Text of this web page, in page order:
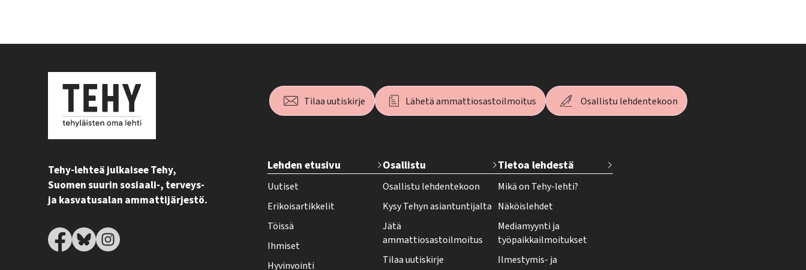
Tehy-lehteä julkaisee Tehy,
Suomen suurin sosiaali-, terveys-
ja kasvatusalan ammattijärjestö.
Tilaa uutiskirje Lähetä ammattiosastoilmoitus Osallistu lehdentekoon
e
h
y
-
l
Lehden etusivu
Uutiset
Erikoisartikkelit
Töissä
Ihmiset
Hyvinvointi
Osallistu
Osallistu lehdentekoon
Kysy Tehyn asiantuntijalta
Jätä
ammattiosastoilmoitus
Tilaa uutiskirje
Tietoa lehdestä
Mikä on Tehy-lehti?
Näköislehdet
Mediamyynti ja
työpaikkailmoitukset
Ilmestymis- ja